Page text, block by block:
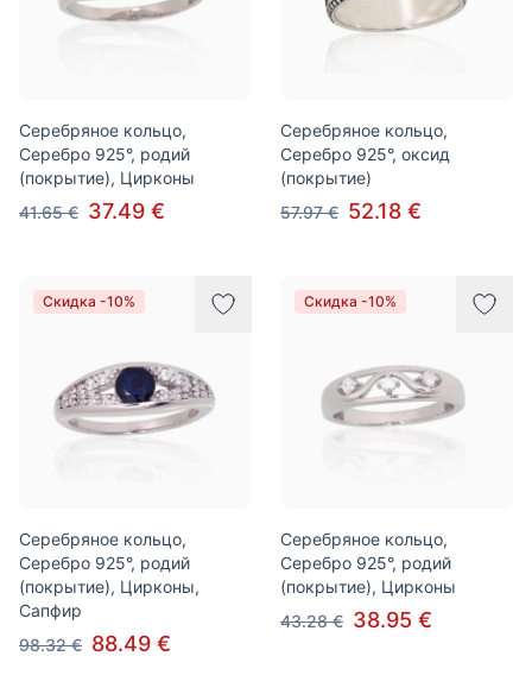
Серебряное кольцо,
Серебро 925°, родий
(покрытие), Цирконы
41.65 € 37.49 €
Серебряное кольцо,
Серебро 925°, оксид
(покрытие)
57.97 € 52.18 €
Скидка -10%
Серебряное кольцо,
Серебро 925°, родий
(покрытие), Цирконы,
Сапфир
98.32 € 88.49 €
Скидка -10%
Серебряное кольцо,
Серебро 925°, родий
(покрытие), Цирконы
43.28 € 38.95 €